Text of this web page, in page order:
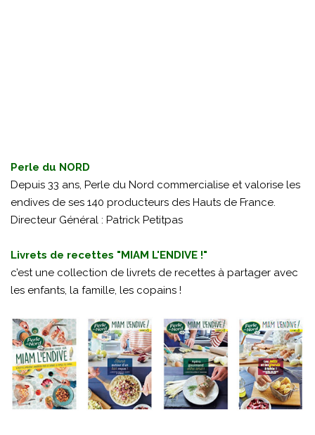
Perle du NORD
Depuis 33 ans, Perle du Nord commercialise et valorise les
endives de ses 140 producteurs des Hauts de France.
Directeur Général : Patrick Petitpas
Livrets de recettes "MIAM L'ENDIVE !"
c’est une collection de livrets de recettes à partager avec
les enfants, la famille, les copains !